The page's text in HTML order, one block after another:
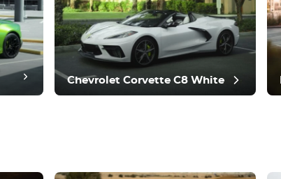
Chevrolet Corvette C8 White